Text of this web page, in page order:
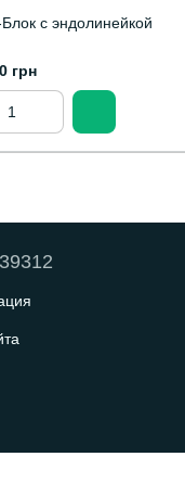
с эндолинейкой
грн